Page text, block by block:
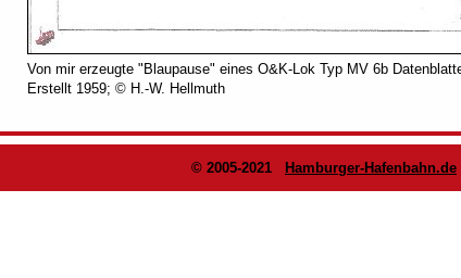
Von mir erzeugte "Blaupause" eines O&K-Lok Typ MV 6b
Erstellt 1959; © H.-W. Hellmuth
© 2005-2021 Hamburger-Hafenbahn.de